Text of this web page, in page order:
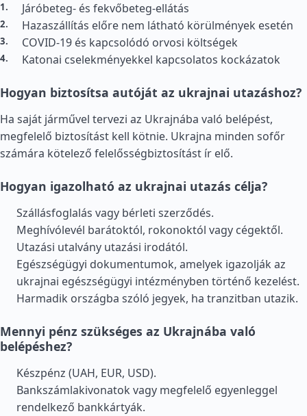
Járóbeteg- és fekvőbeteg-ellátás
Hazaszállítás előre nem látható körülmények esetén
COVID-19 és kapcsolódó orvosi költségek
Katonai cselekményekkel kapcsolatos kockázatok
Hogyan biztosítsa autóját az ukrajnai utazáshoz?
Ha saját járművel tervezi az Ukrajnába való belépést,
megfelelő biztosítást kell kötnie. Ukrajna minden sofőr
számára kötelező felelősségbiztosítást ír elő.
Hogyan igazolható az ukrajnai utazás célja?
Szállásfoglalás vagy bérleti szerződés.
Meghívólevél barátoktól, rokonoktól vagy cégektől.
Utazási utalvány utazási irodától.
Egészségügyi dokumentumok, amelyek igazolják az
ukrajnai egészségügyi intézményben történő kezelést.
Harmadik országba szóló jegyek, ha tranzitban utazik.
Mennyi pénz szükséges az Ukrajnába való
belépéshez?
Készpénz (UAH, EUR, USD).
Bankszámlakivonatok vagy megfelelő egyenleggel
rendelkező bankkártyák.